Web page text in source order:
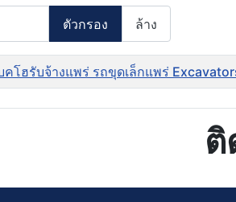
ตัวกรอง ล้าง
โฮรับจ้างแพร่ รถขุดเล็กแพร่
ติ